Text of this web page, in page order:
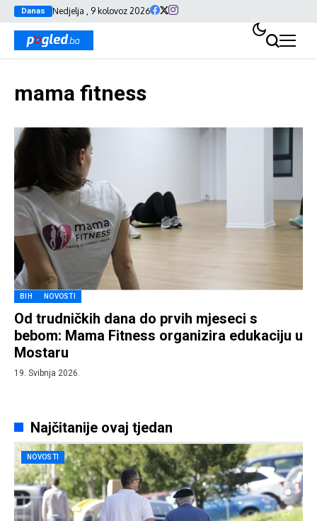
Danas Nedjelja , 9 kolovoz 2026
mama fitness
BIH NOVOSTI
Od trudničkih dana do prvih mjeseci s
bebom: Mama Fitness organizira edukaciju u
Mostaru
19. Svibnja 2026.
Najčitanije ovaj tjedan
NOVOSTI